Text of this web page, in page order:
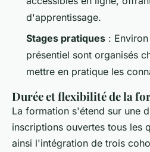
d'apprentissage.
Stages pratiques :
présentiel sont organisés
mettre en pratique les
Durée et flexibilité de la
La formation s'étend sur une
inscriptions ouvertes tous les
ainsi l'intégration de trois